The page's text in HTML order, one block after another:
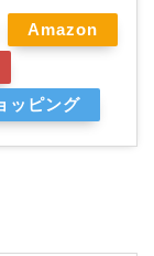
Amazon
ッピング